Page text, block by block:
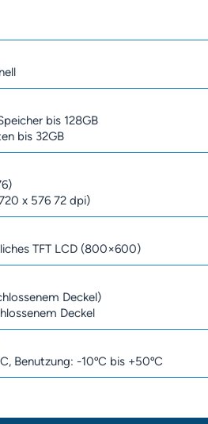
bis 128GB
bis 32GB
x 576 72 dpi)
TFT LCD (800×600)
Deckel)
Deckel
Benutzung: -10ºC bis +50ºC